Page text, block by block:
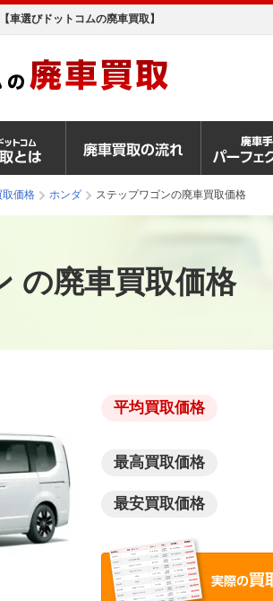
車選びドットコムの廃車買取】
取価格 ホンダ ステップワゴンの廃車買取価格
の廃車買取価格
平均買取価格
最高買取価格
最安買取価格